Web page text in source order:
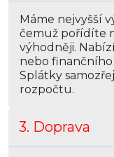
Máme nejvyšší
čemuž pořídíte
výhodněji.
nebo finančního
Splátky
rozpočtu.
3. Doprava